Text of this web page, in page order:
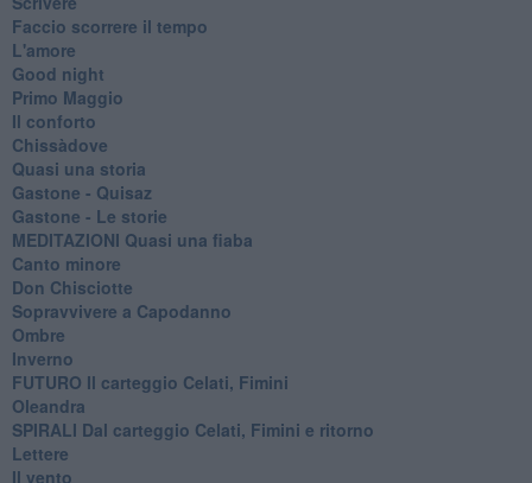
Faccio scorrere il tempo
L'amore
Good night
Primo Maggio
Il conforto
Chissàdove
Quasi una storia
Gastone - Quisaz
Gastone - Le storie
MEDITAZIONI Quasi una fiaba
Canto minore
Don Chisciotte
Sopravvivere a Capodanno
Ombre
Inverno
FUTURO Il carteggio Celati, Fimini
Oleandra
SPIRALI Dal carteggio Celati, Fimini e ritorno
Lettere
Il vento